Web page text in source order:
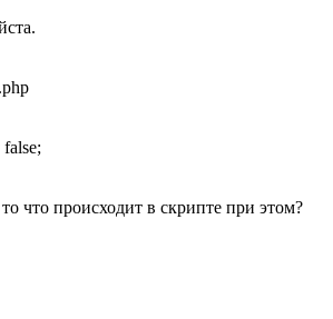
что происходит в скрипте при этом?